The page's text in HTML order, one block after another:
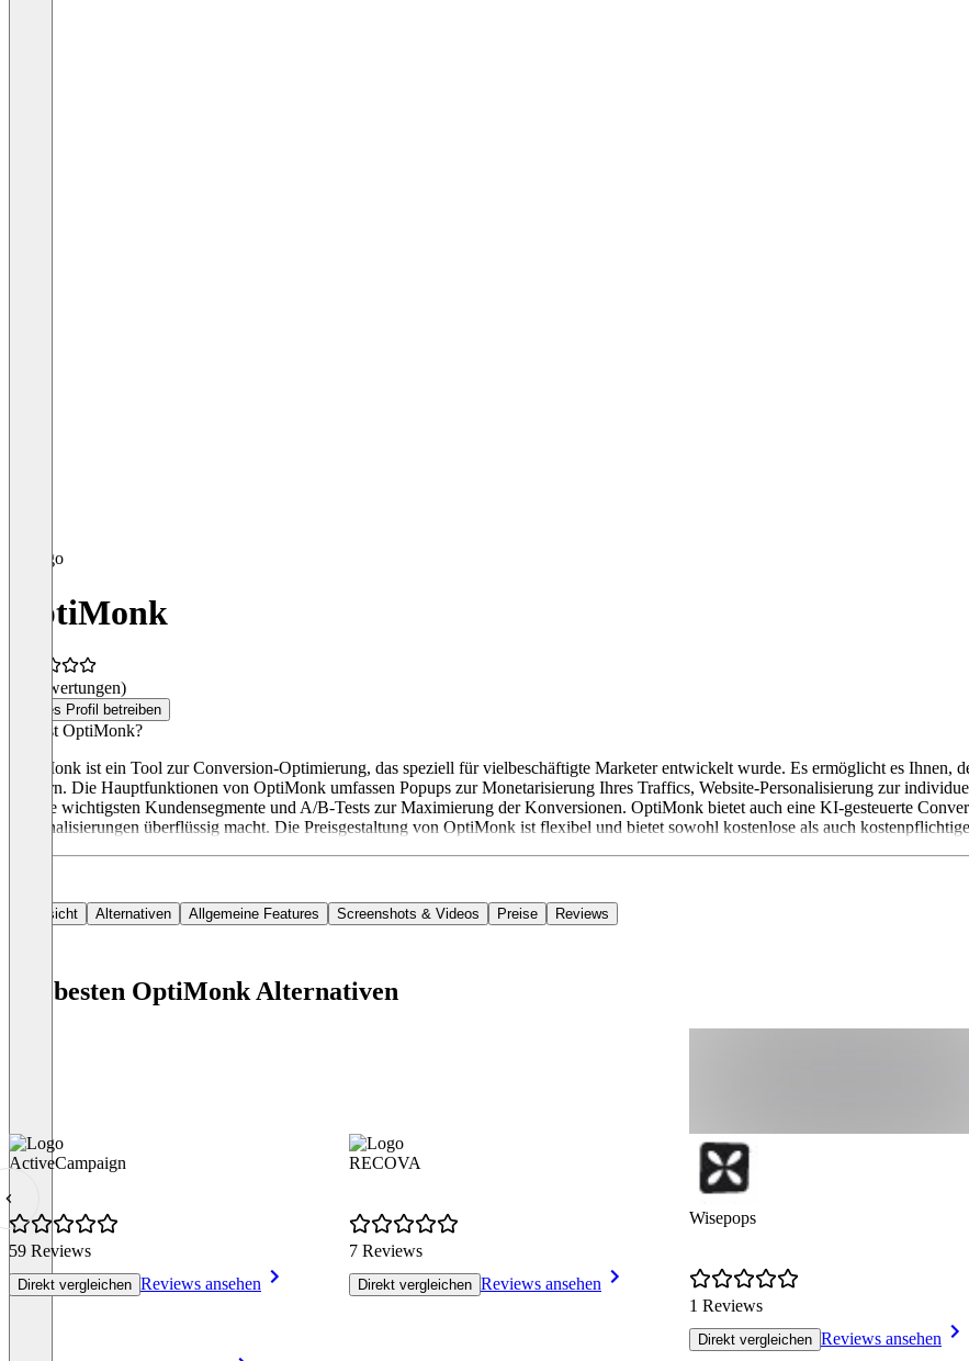
OptiMonk
(0 Bewertungen)
Dieses Profil betreiben
Was ist OptiMonk?
OptiMonk ist ein Tool zur Conversion-Optimierung, das speziell für vielbeschäftigte Marketer entwickelt wurde. Es ermöglicht es Ihnen,
steigern. Die Hauptfunktionen von OptiMonk umfassen Popups zur Monetarisierung Ihres Traffics, Website-Personalisierung zur
an Ihre wichtigsten Kundensegmente und A/B-Tests zur Maximierung der Konversionen. OptiMonk bietet auch eine KI-gesteuerte
Personalisierungen überflüssig macht. Die Preisgestaltung von OptiMonk ist flexibel und bietet sowohl kostenlose als auch
Übersicht Alternativen Allgemeine Features Screenshots & Videos Preise Reviews
Die besten OptiMonk Alternativen
ActiveCampaign
59 Reviews
Direkt vergleichen Reviews ansehen
RECOVA
7 Reviews
Direkt vergleichen Reviews ansehen
Wisepops
1 Reviews
Direkt vergleichen Reviews ansehen